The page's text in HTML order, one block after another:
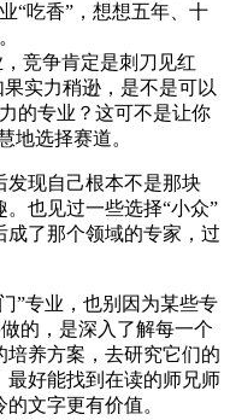
“吃香”，想想五年、十
竞争肯定是刺刀见红
实力稍逊，是不是可以
的专业？这可不是让你
地选择赛道。
发现自己根本不是那块
也见过一些选择“小众”
了那个领域的专家，过
”专业，也别因为某些专
的，是深入了解每一个
养方案，去研究它们的
最好能找到在读的师兄师
文字更有价值。